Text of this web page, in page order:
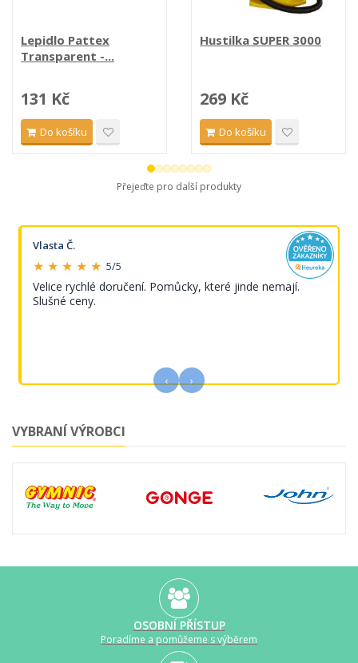
Lepidlo Pattex
Transparent -...
131 Kč
Do košíku
Hustilka SUPER 3000
269 Kč
Do košíku
Přejeďte pro další produkty
Vlasta Č.
★ ★ ★ ★ ★ 5/5
Velice rychlé doručení. Pomůcky, které jinde nemají.
Slušné ceny.
‹ ›
VYBRANÍ VÝROBCI
OSOBNÍ PŘÍSTUP
Poradíme a pomůžeme s výběrem